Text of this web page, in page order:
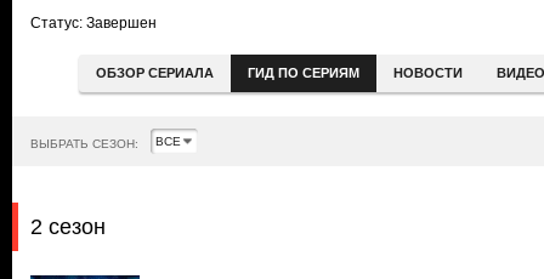
Статус: Завершен
ОБЗОР СЕРИАЛА ГИД ПО СЕРИЯМ НОВОСТИ ВИДЕО
ВЫБРАТЬ СЕЗОН:
2 сезон